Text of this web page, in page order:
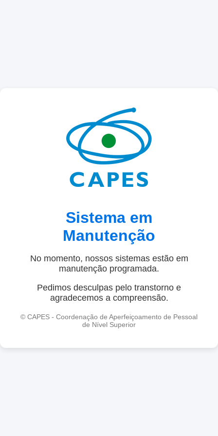
Sistema em
Manutenção
No momento, nossos sistemas estão em
manutenção programada.
Pedimos desculpas pelo transtorno e
agradecemos a compreensão.
© CAPES - Coordenação de Aperfeiçoamento de Pessoal
de Nível Superior